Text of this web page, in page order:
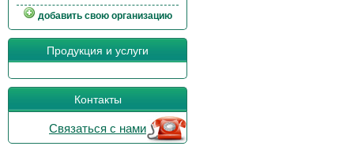
добавить свою организацию
Продукция и услуги
Контакты
Связаться с нами